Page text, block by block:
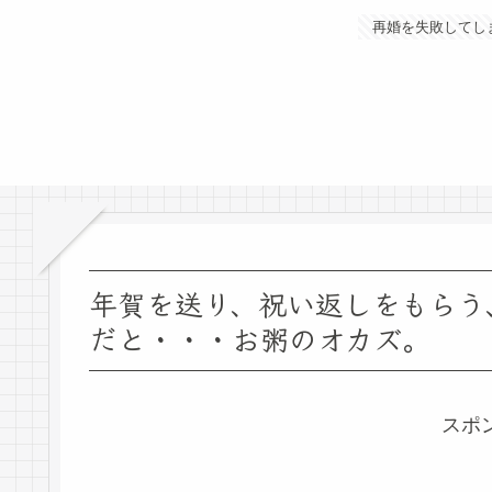
再婚を失敗してし
年賀を送り、祝い返しをもら
だと・・・お粥のオカズ。
スポ